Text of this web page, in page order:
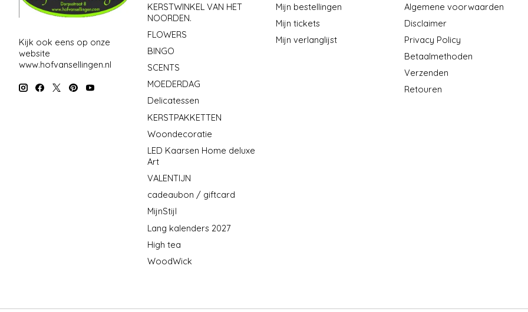
Kijk ook eens op onze
website
www.hofvansellingen.nl
KERSTWINKEL VAN HET
NOORDEN.
FLOWERS
BINGO
SCENTS
MOEDERDAG
Delicatessen
KERSTPAKKETTEN
Woondecoratie
LED Kaarsen Home deluxe
Art
VALENTIJN
cadeaubon / giftcard
MijnStijl
Lang kalenders 2027
High tea
WoodWick
Mijn bestellingen
Mijn tickets
Mijn verlanglijst
Algemene voorwaarden
Disclaimer
Privacy Policy
Betaalmethoden
Verzenden
Retouren